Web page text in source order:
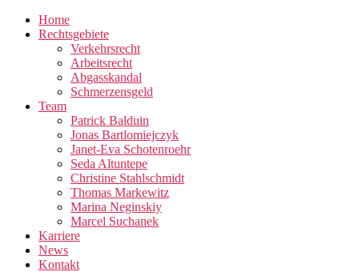
Home
Rechtsgebiete
Verkehrsrecht
Arbeitsrecht
Abgasskandal
Schmerzensgeld
Team
Patrick Balduin
Jonas Bartlomiejczyk
Janet-Eva Schotenroehr
Seda Altuntepe
Christine Stahlschmidt
Thomas Markewitz
Marina Neginskiy
Marcel Suchanek
Karriere
News
Kontakt